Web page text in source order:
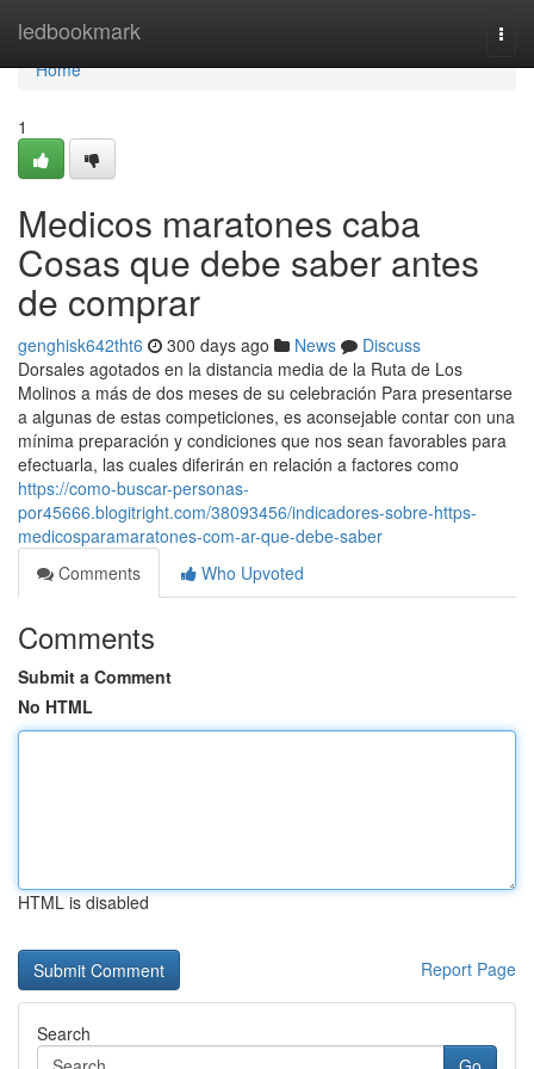
ledbookmark
Home
Home
1
Medicos maratones caba
Cosas que debe saber antes
de comprar
genghisk642tht6 300 days ago News
Discuss
Dorsales agotados en la distancia media de la Ruta de Los
Molinos a más de dos meses de su celebración Para presentarse
a algunas de estas competiciones, es aconsejable contar con una
mínima preparación y condiciones que nos sean favorables para
efectuarla, las cuales diferirán en relación a factores como
https://como-buscar-personas-
por45666.blogitright.com/38093456/indicadores-sobre-https-
medicosparamaratones-com-ar-que-debe-saber
Comments
Who Upvoted
Comments
Submit a Comment
No HTML
HTML is disabled
Report Page
Search